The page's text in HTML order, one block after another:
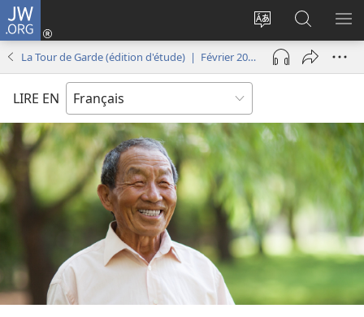
JW.ORG
Changer
langue
Se
connecter
(ouvre
nouvelle
sur
JW.ORG
La Tour de Garde (édition d'étude) | Février 2018
LIRE EN